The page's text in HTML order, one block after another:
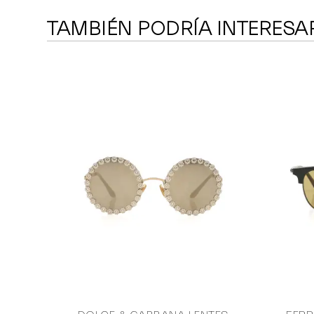
TAMBIÉN PODRÍA